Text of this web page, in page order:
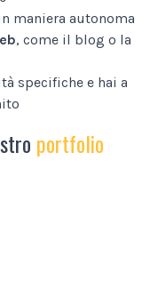
maniera autonoma
, come il blog o la
specifiche e hai a
portfolio